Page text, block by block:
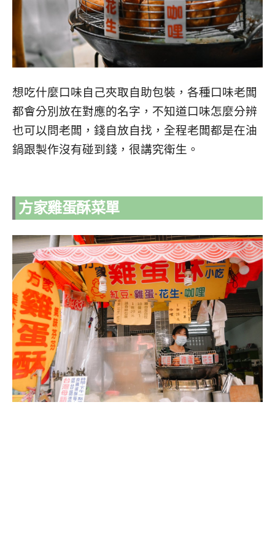
想吃什麼口味自己夾取自助包裝，各種口味老闆
都會分別放在對應的名字，不知道口味怎麼分辨
也可以問老闆，錢自放自找，全程老闆都是在油
鍋跟製作沒有碰到錢，很講究衛生。
方家雞蛋酥菜單